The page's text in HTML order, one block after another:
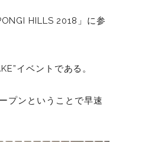
HILLS 2018」に参
イベントである。
プンということで早速